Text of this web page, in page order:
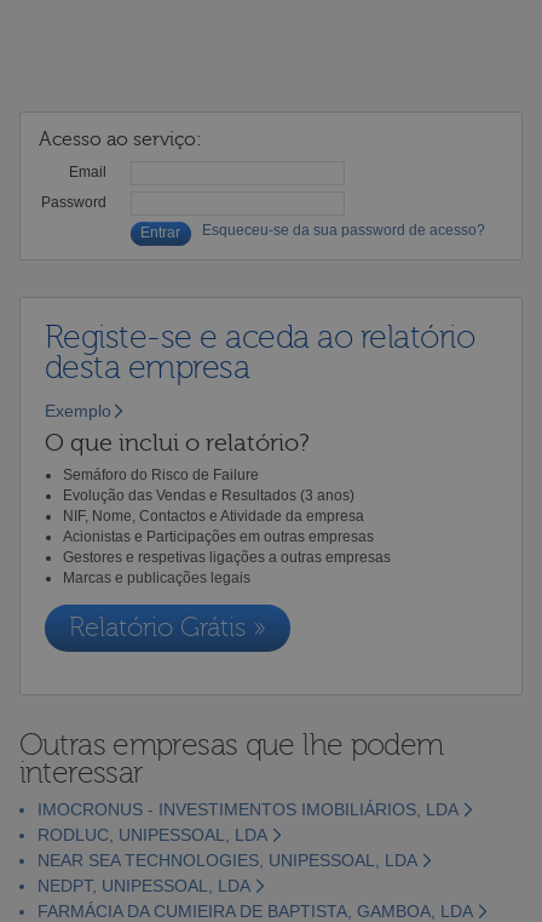
Acesso ao serviço:
Email
Password
Esqueceu-se da sua password de acesso?
Registe-se e aceda ao relatório
desta empresa
Exemplo
O que inclui o relatório?
Semáforo do Risco de Failure
Evolução das Vendas e Resultados (3 anos)
NIF, Nome, Contactos e Atividade da empresa
Acionistas e Participações em outras empresas
Gestores e respetivas ligações a outras empresas
Marcas e publicações legais
Relatório Grátis »
Outras empresas que lhe podem
interessar
IMOCRONUS - INVESTIMENTOS IMOBILIÁRIOS, LDA
RODLUC, UNIPESSOAL, LDA
NEAR SEA TECHNOLOGIES, UNIPESSOAL, LDA
NEDPT, UNIPESSOAL, LDA
FARMÁCIA DA CUMIEIRA DE BAPTISTA, GAMBOA, LDA